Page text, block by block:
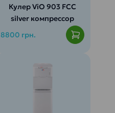
Кулер ViO 903 FCC
silver компрессор
8800 грн.